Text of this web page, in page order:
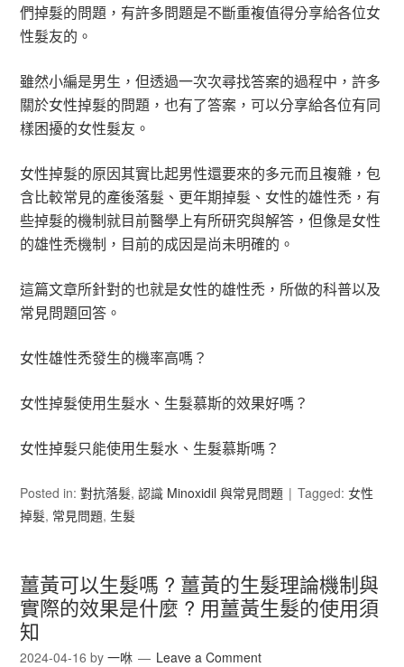
們掉髮的問題，有許多問題是不斷重複值得分享給各位女
性髮友的。
雖然小編是男生，但透過一次次尋找答案的過程中，許多
關於女性掉髮的問題，也有了答案，可以分享給各位有同
樣困擾的女性髮友。
女性掉髮的原因其實比起男性還要來的多元而且複雜，包
含比較常見的產後落髮、更年期掉髮、女性的雄性禿，有
些掉髮的機制就目前醫學上有所研究與解答，但像是女性
的雄性禿機制，目前的成因是尚未明確的。
這篇文章所針對的也就是女性的雄性禿，所做的科普以及
常見問題回答。
女性雄性禿發生的機率高嗎？
女性掉髮使用生髮水、生髮慕斯的效果好嗎？
女性掉髮只能使用生髮水、生髮慕斯嗎？
Posted in:對抗落髮,認識 Minoxidil 與常見問題 Tagged:女性
掉髮, 常見問題, 生髮
薑黃可以生髮嗎 ? 薑黃的生髮理論機制與
實際的效果是什麼 ? 用薑黃生髮的使用須
知
2024-04-16 by一咻 Leave a Comment